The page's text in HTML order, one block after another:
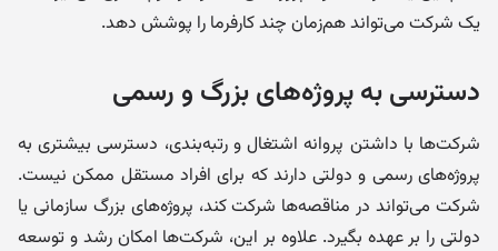
یک شرکت می‌تواند هم‌زمان چند کارفرما را پوشش دهد.
دسترسی به پروژه‌های بزرگ و رسمی
شرکت‌ها با داشتن پروانه اشتغال و رتبه‌بندی، دسترسی بیشتری به
پروژه‌های رسمی و دولتی دارند که برای افراد مستقل ممکن نیست.
شرکت می‌تواند در مناقصه‌ها شرکت کند، پروژه‌های بزرگ سازمانی یا
دولتی را بر عهده بگیرد. علاوه بر این، شرکت‌ها امکان رشد و توسعه